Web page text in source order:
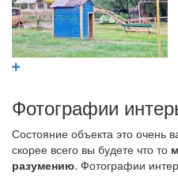
Фотографии
Состояние объекта это очень
скорее всего вы будете что то
разумению. Фотографии